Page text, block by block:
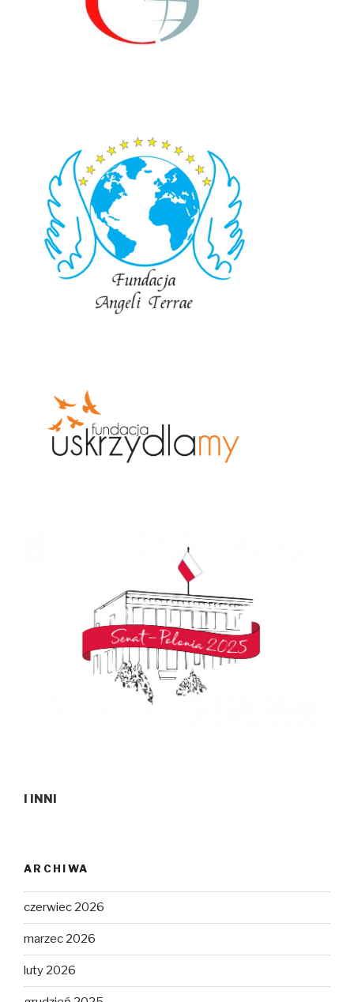
I INNI
ARCHIWA
czerwiec 2026
marzec 2026
luty 2026